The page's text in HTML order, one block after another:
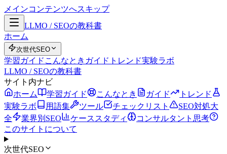
メインコンテンツへスキップ
LLMO / SEOの教科書
ホーム
次世代SEO
学習ガイド こんなとき ガイド トレンド実験ラボ
LLMO / SEOの教科書
サイト内ナビ
ホーム
学習ガイド こんなとき ガイド
トレンド
実験ラボ
用語集 ツール チェックリスト
SEO対処大
全
業界別SEO ケーススタディ
コンサルタント思考
このサイトについて
次世代SEO